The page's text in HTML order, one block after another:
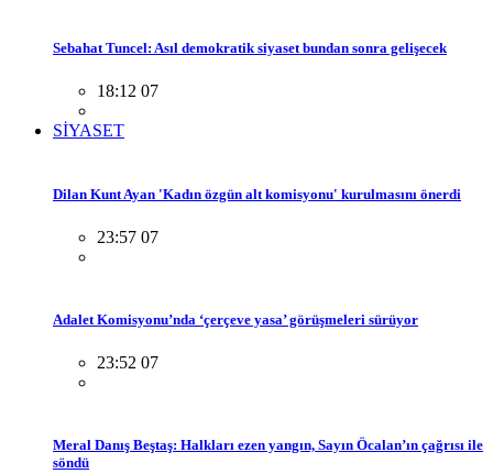
Sebahat Tuncel: Asıl demokratik siyaset bundan sonra gelişecek
18:12 07
SİYASET
Dilan Kunt Ayan 'Kadın özgün alt komisyonu' kurulmasını önerdi
23:57 07
Adalet Komisyonu’nda ‘çerçeve yasa’ görüşmeleri sürüyor
23:52 07
Meral Danış Beştaş: Halkları ezen yangın, Sayın Öcalan’ın çağrısı ile
söndü